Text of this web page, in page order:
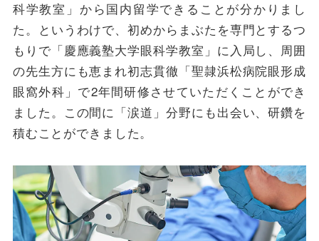
科学教室」から国内留学できることが分かりまし
た。というわけで、初めからまぶたを専門とするつ
もりで「慶應義塾大学眼科学教室」に入局し、周囲
の先生方にも恵まれ初志貫徹「聖隷浜松病院眼形成
眼窩外科」で2年間研修させていただくことができ
ました。この間に「涙道」分野にも出会い、研鑽を
積むことができました。